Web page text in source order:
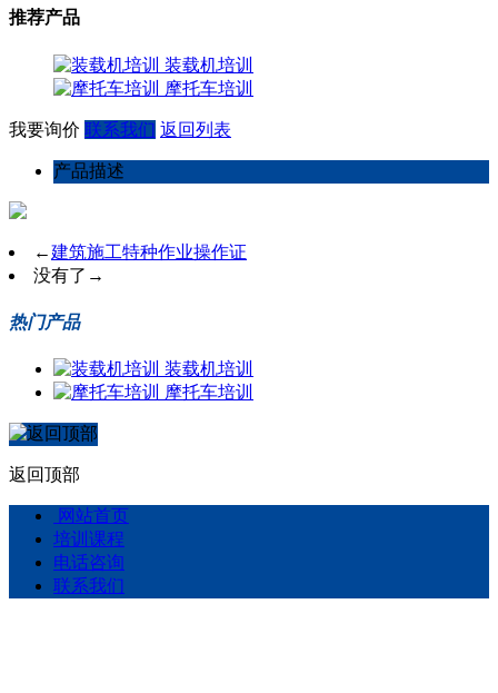
推荐产品
装载机培训
摩托车培训
我要询价 联系我们 返回列表
产品描述
←建筑施工特种作业操作证
没有了 →
热门产品
装载机培训
摩托车培训
返回顶部
网站首页
培训课程
电话咨询
联系我们